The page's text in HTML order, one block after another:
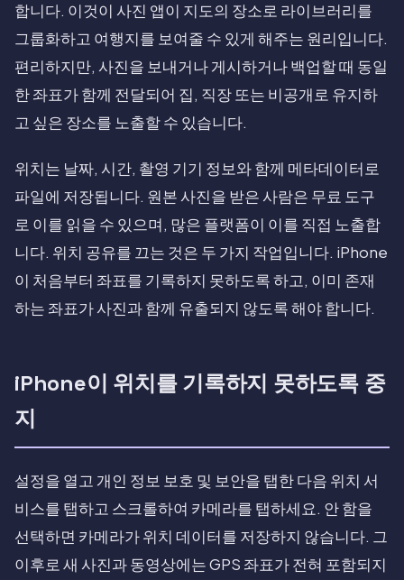
합니다. 이것이 사진 앱이 지도의 장소로 라이브러리를
그룹화하고 여행지를 보여줄 수 있게 해주는 원리입니다.
편리하지만, 사진을 보내거나 게시하거나 백업할 때 동일
한 좌표가 함께 전달되어 집, 직장 또는 비공개로 유지하
고 싶은 장소를 노출할 수 있습니다.
위치는 날짜, 시간, 촬영 기기 정보와 함께 메타데이터로
파일에 저장됩니다. 원본 사진을 받은 사람은 무료 도구
로 이를 읽을 수 있으며, 많은 플랫폼이 이를 직접 노출합
니다. 위치 공유를 끄는 것은 두 가지 작업입니다. iPhone
이 처음부터 좌표를 기록하지 못하도록 하고, 이미 존재
하는 좌표가 사진과 함께 유출되지 않도록 해야 합니다.
iPhone이 위치를 기록하지 못하도록 중
지
설정을 열고 개인 정보 보호 및 보안을 탭한 다음 위치 서
비스를 탭하고 스크롤하여 카메라를 탭하세요. 안 함을
선택하면 카메라가 위치 데이터를 저장하지 않습니다. 그
이후로 새 사진과 동영상에는 GPS 좌표가 전혀 포함되지